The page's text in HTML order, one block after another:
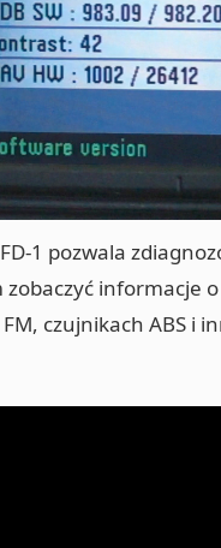
1 pozwala
informacje
czujnikach ABS i